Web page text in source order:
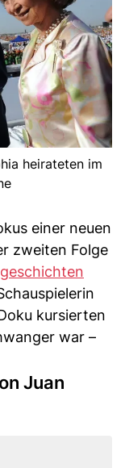
heirateten im
einer neuen
zweiten Folge
kursierten
war –
Juan